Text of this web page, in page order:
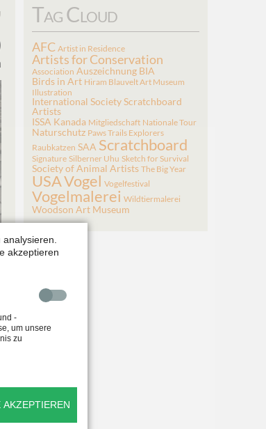
Tag Cloud
AFC Artist in Residence
Artists for Conservation
Association Auszeichnung BIA
Birds in Art Hiram Blauvelt Art Museum
Illustration
International Society Scratchboard
Artists
ISSA Kanada Mitgliedschaft Nationale Tour
Naturschutz Paws Trails Explorers
Raubkatzen SAA Scratchboard
Signature Silberner Uhu Sketch for Survival
Society of Animal Artists The Big Year
USAVogel Vogelfestival
Vogelmalerei Wildtiermalerei
Woodson Art Museum
akzeptieren
-
um unsere
zu
AKZEPTIEREN